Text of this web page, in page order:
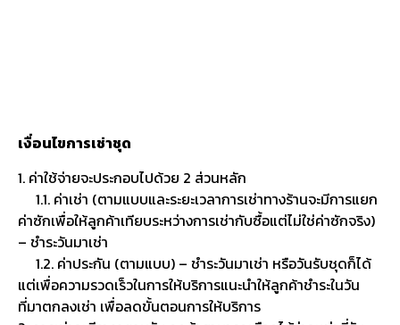
เงื่อนไขการเช่าชุด
1. ค่าใช้จ่ายจะประกอบไปด้วย 2 ส่วนหลัก
1.1. ค่าเช่า (ตามแบบและระยะเวลาการเช่าทางร้านจะมีการแยก
ค่าซักเพื่อให้ลูกค้าเทียบระหว่างการเช่ากับซื้อแต่ไม่ใช่ค่าซักจริง)
– ชำระวันมาเช่า
1.2. ค่าประกัน (ตามแบบ) – ชำระวันมาเช่า หรือวันรับชุดก็ได้
แต่เพื่อความรวดเร็วในการให้บริการแนะนำให้ลูกค้าชำระในวัน
ที่มาตกลงเช่า เพื่อลดขั้นตอนการให้บริการ